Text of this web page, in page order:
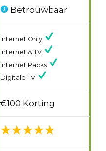
Betrouwbaar
Internet Only
Internet & TV
Internet Packs
Digitale TV
€100 Korting